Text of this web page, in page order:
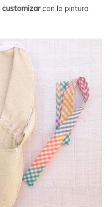
customizarcon la pintura